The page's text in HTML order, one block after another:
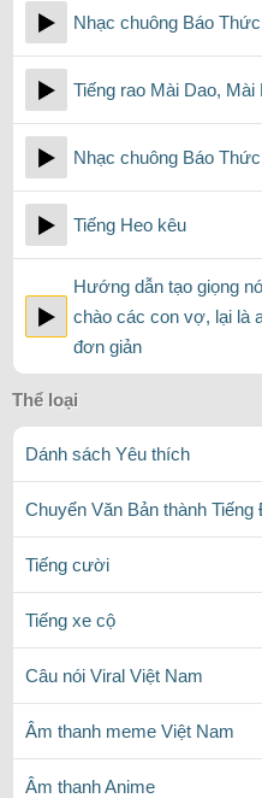
Nhạc chuông Báo Thức
Tiếng rao Mài Dao,
Nhạc chuông Báo Thức
Tiếng Heo kêu
Hướng dẫn tạo giọng
chào các con vợ, lại là
đơn giản
Thể loại
Dánh sách Yêu thích
Chuyển Văn Bản thành Tiếng
Tiếng cười
Tiếng xe cộ
Câu nói Viral Việt Nam
Âm thanh meme Việt Nam
Âm thanh Anime